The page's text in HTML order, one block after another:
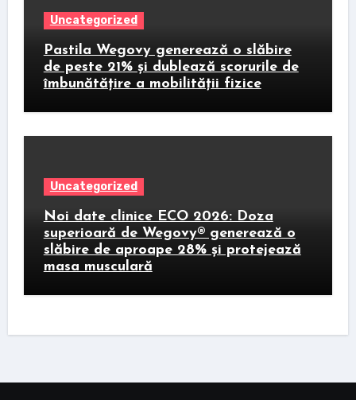
Uncategorized
Pastila Wegovy generează o slăbire
de peste 21% și dublează scorurile de
îmbunătățire a mobilității fizice
Uncategorized
Noi date clinice ECO 2026: Doza
superioară de Wegovy® generează o
slăbire de aproape 28% și protejează
masa musculară